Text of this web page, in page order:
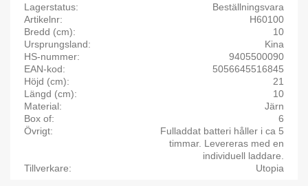
Lagerstatus
Beställningsvara
Artikelnr
H60100
Bredd (cm)
10
Ursprungsland
Kina
HS-nummer
9405500090
EAN-kod
5056645516845
Höjd (cm)
21
Längd (cm)
10
Material
Järn
Box of
6
Övrigt
Fulladdat batteri håller i ca 5
timmar. Levereras med en
individuell laddare.
Tillverkare
Utopia